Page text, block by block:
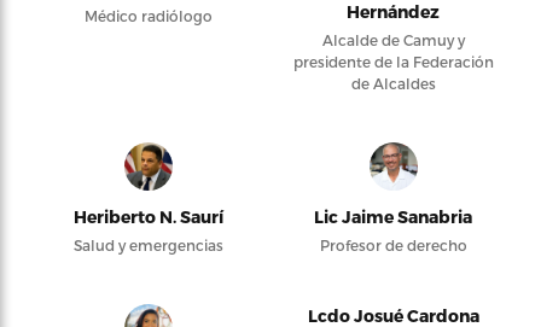
Médico radiólogo
Hernández
Alcalde de Camuy y
presidente de la Federación
de Alcaldes
Heriberto N. Saurí
Salud y emergencias
Lic Jaime Sanabria
Profesor de derecho
Lcdo Josué Cardona